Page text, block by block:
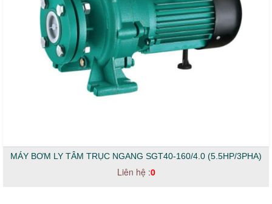
MÁY BƠM LY TÂM TRỤC NGANG SGT40-160/4.0 (5.5HP/3PHA)
Liên hệ :0